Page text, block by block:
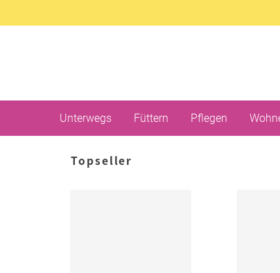
Unterwegs Füttern Pflegen
Topseller